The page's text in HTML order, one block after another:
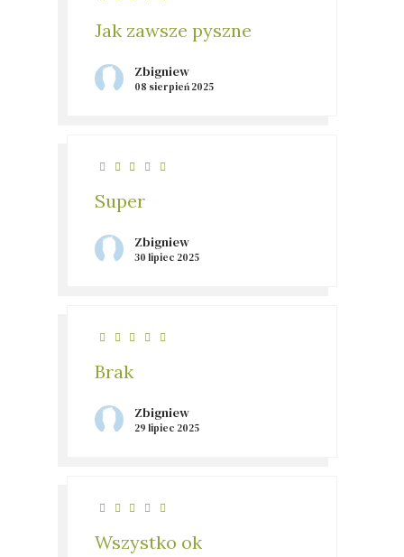
Jak zawsze pyszne
Zbigniew
08 sierpień 2025
Super
Zbigniew
30 lipiec 2025
Brak
Zbigniew
29 lipiec 2025
Wszystko ok